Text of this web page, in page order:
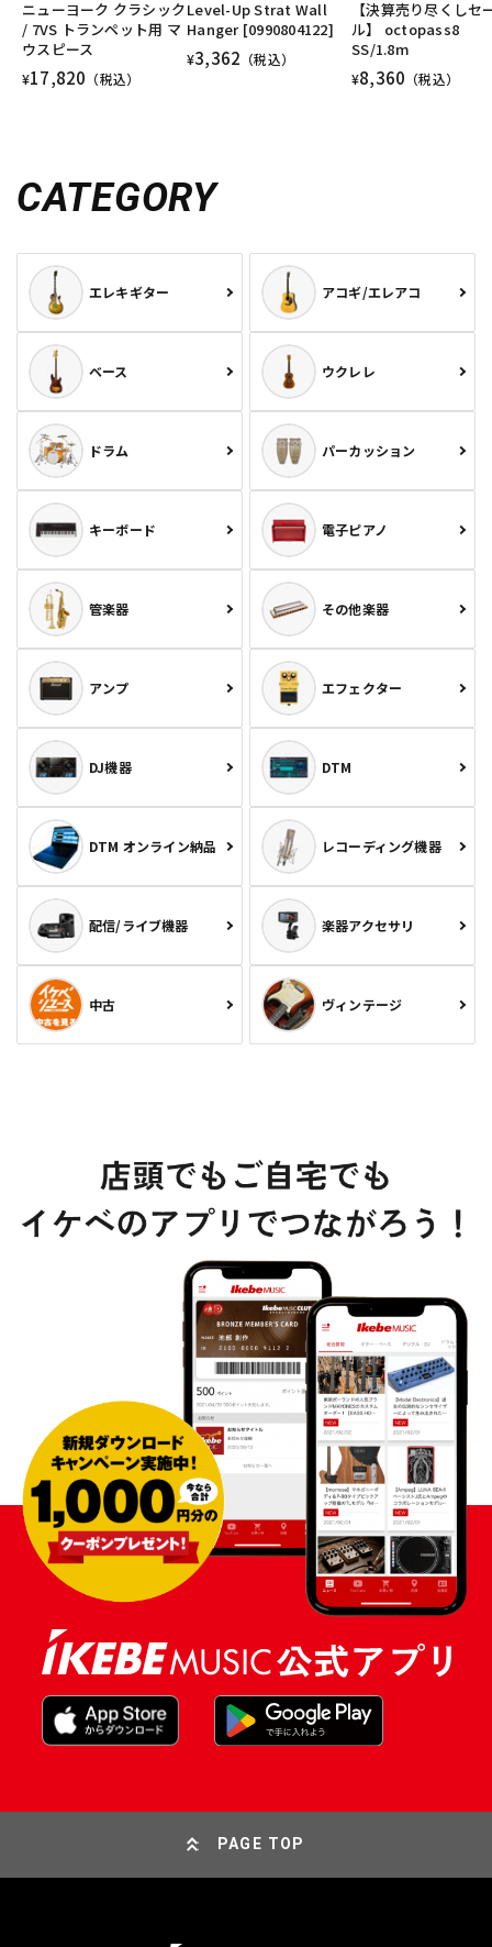
ニューヨーク クラシック
/ 7VS トランペット用 マ
ウスピース
¥17,820 （税込）
Level-Up Strat Wall
Hanger [0990804122]
¥3,362 （税込）
【決算売り尽くしセ
ル】 octopass8
SS/1.8m
¥8,360 （税込）
CATEGORY
エレキギター アコギ/エレアコ
ベース ウクレレ
ドラム パーカッション
キーボード 電子ピアノ
管楽器 その他楽器
アンプ エフェクター
DJ機器 DTM
DTM オンライン納品 レコーディング機器
配信/ライブ機器 楽器アクセサリ
中古 ヴィンテージ
PAGE TOP